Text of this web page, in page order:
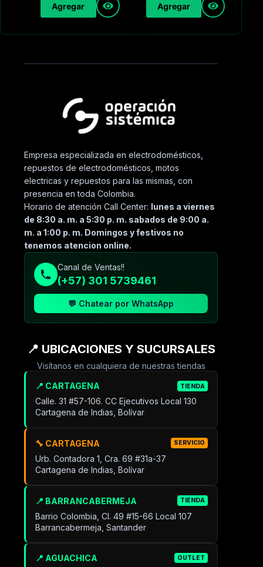
Agregar Agregar
Empresa especializada en electrodomésticos,
repuestos de electrodomésticos, motos
electricas y repuestos para las mismas, con
presencia en toda Colombia.
Horario de atención Call Center: lunes a viernes
de 8:30 a. m. a 5:30 p. m. sabados de 9:00 a.
m. a 1:00 p. m. Domingos y festivos no
tenemos atencion online.
Canal de Ventas!!
(+57) 301 5739461
💬 Chatear por WhatsApp
📍 UBICACIONES Y SUCURSALES
Visítanos en cualquiera de nuestras tiendas
📍 CARTAGENA TIENDA
Calle. 31 #57-106. CC Ejecutivos Local 130
Cartagena de Indias, Bolívar
🔧 CARTAGENA SERVICIO
Urb. Contadora 1, Cra. 69 #31a-37
Cartagena de Indias, Bolívar
📍 BARRANCABERMEJA TIENDA
Barrio Colombia, Cl. 49 #15-66 Local 107
Barrancabermeja, Santander
📍 AGUACHICA OUTLET